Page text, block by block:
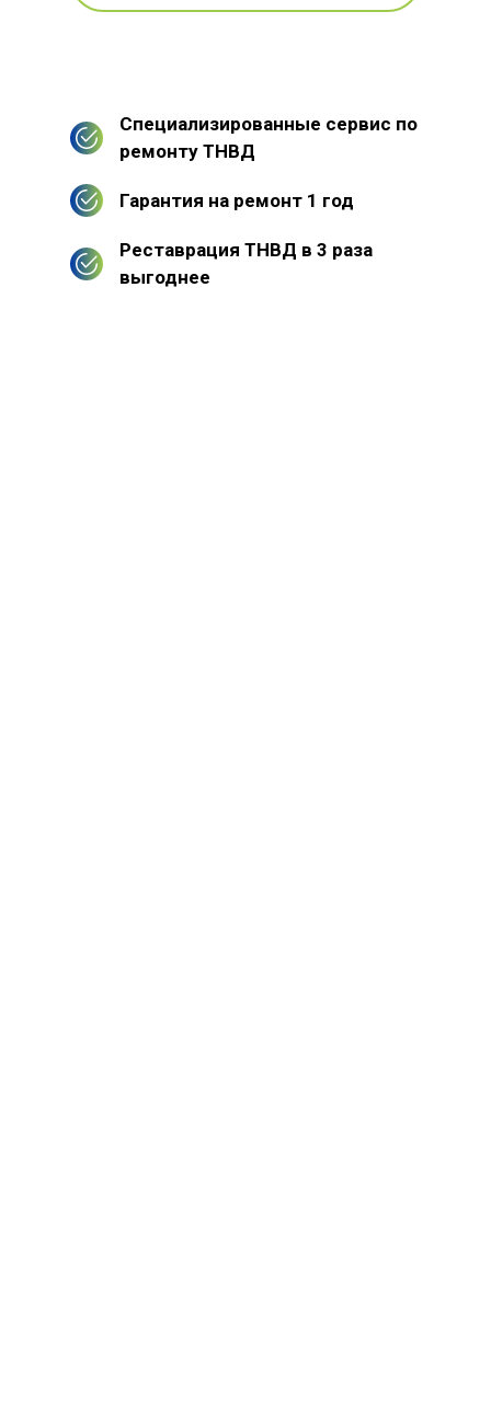
Специализированные сервис по
ремонту ТНВД
Гарантия на ремонт 1 год
Реставрация ТНВД в 3 раза
выгоднее